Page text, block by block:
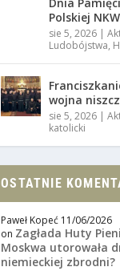
Polskiej
sie 5, 2026 |
Ludobójstwa,
wojna
sie 5, 2026 |
katolicki
OSTATNIE
Paweł Kopeć 11/06/2026
on Zagłada Huty
Moskwa utorowała
niemieckiej zbrodni?